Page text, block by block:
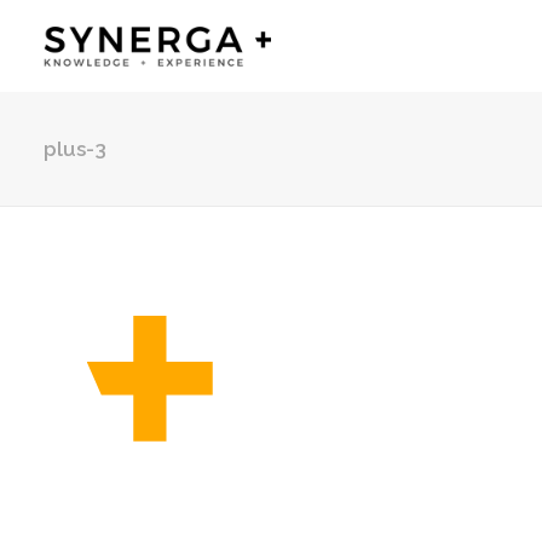
plus-3